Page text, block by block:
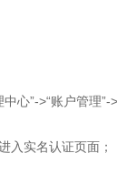
心”->“账户管理”-
入实名认证页面；